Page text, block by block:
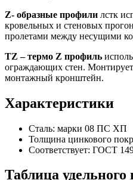
Z- образные профили лстк
кровельных и стеновых
пролетами между несущими
ТZ – термо Z профиль
ограждающих стен.
монтажный кронштейн.
Характеристики
Сталь: марки 08 ПС ХП
Толщина цинкового
Соответствует: ГОСТ
Таблица удельного